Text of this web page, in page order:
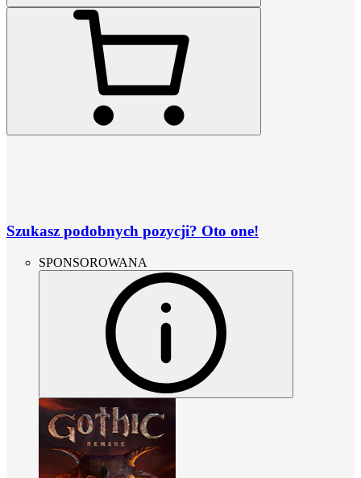
Szukasz podobnych pozycji? Oto one!
SPONSOROWANA